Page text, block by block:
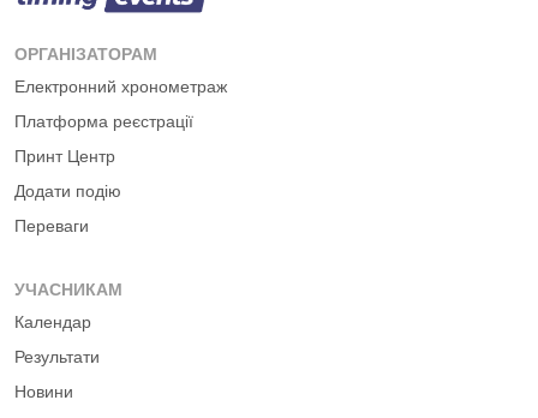
ОРГАНІЗАТОРАМ
Електронний хронометраж
Платформа реєстрації
Принт Центр
Додати подію
Переваги
УЧАСНИКАМ
Календар
Результати
Новини